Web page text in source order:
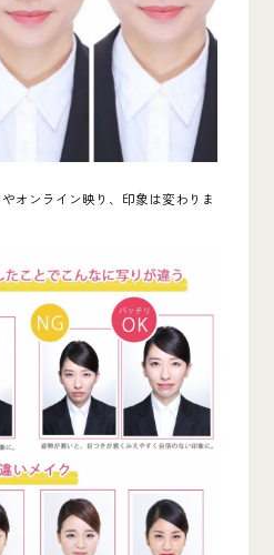
オンライン映り、印象は変わりま